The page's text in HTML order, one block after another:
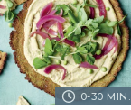
0-30 MIN.